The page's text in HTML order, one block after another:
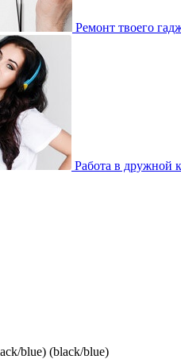
Ремонт твоего
Работа в дружной
blue) (black/blue)